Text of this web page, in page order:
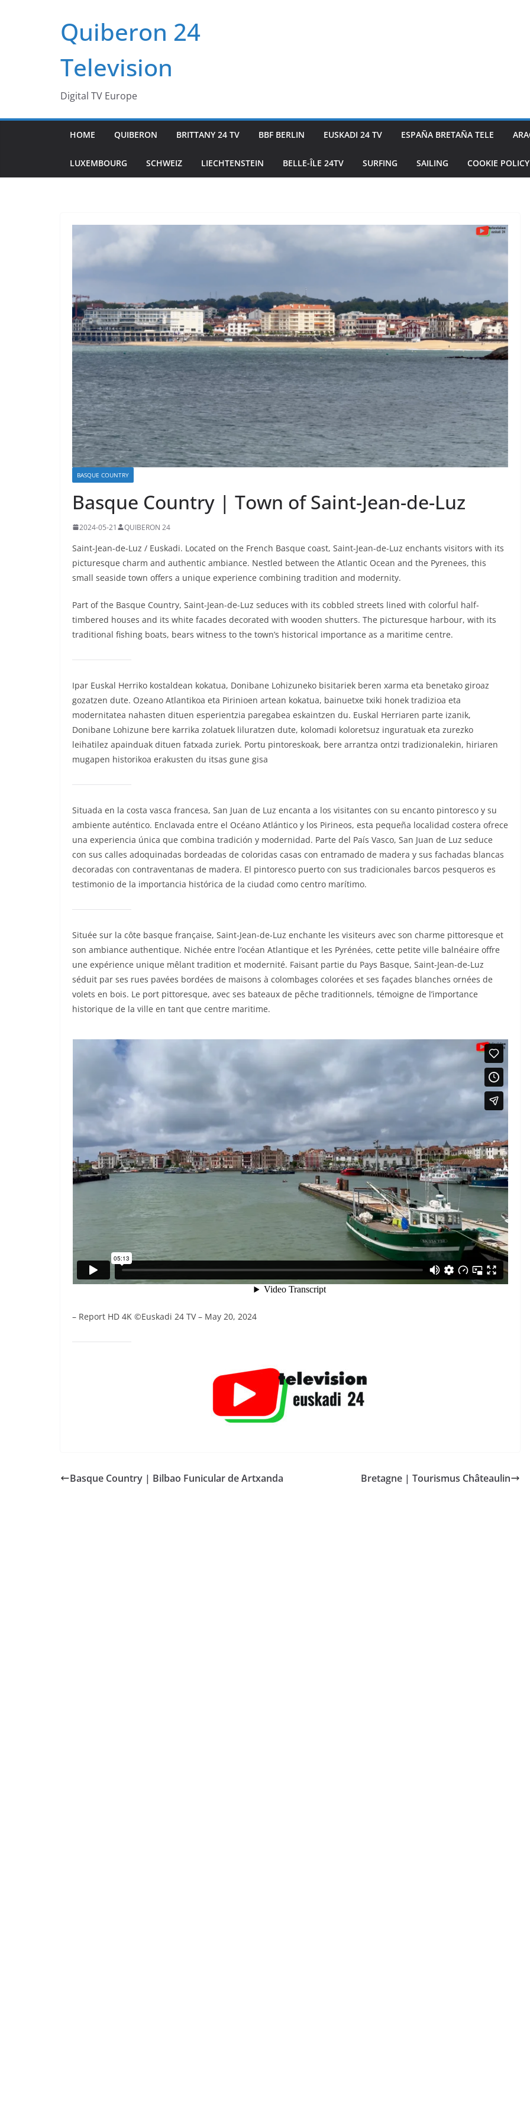
Quiberon 24
Television
Digital TV Europe
HOME QUIBERON BRITTANY 24 TV BBF BERLIN EUSKADI 24 TV ESPAÑA BRETAÑA TELE
LUXEMBOURG SCHWEIZ LIECHTENSTEIN BELLE-ÎLE 24TV SURFING SAILING COOKIE
BASQUE COUNTRY
Basque Country | Town of Saint-Jean-de-Luz
2024-05-21 QUIBERON 24
Saint-Jean-de-Luz / Euskadi. Located on the French Basque coast, Saint-Jean-de-Luz enchants visitors with its
picturesque charm and authentic ambiance. Nestled between the Atlantic Ocean and the Pyrenees, this
small seaside town offers a unique experience combining tradition and modernity.
Part of the Basque Country, Saint-Jean-de-Luz seduces with its cobbled streets lined with colorful half-
timbered houses and its white facades decorated with wooden shutters. The picturesque harbour, with its
traditional fishing boats, bears witness to the town’s historical importance as a maritime centre.
Ipar Euskal Herriko kostaldean kokatua, Donibane Lohizuneko bisitariek beren xarma eta benetako giroaz
gozatzen dute. Ozeano Atlantikoa eta Pirinioen artean kokatua, bainuetxe txiki honek tradizioa eta
modernitatea nahasten dituen esperientzia paregabea eskaintzen du. Euskal Herriaren parte izanik,
Donibane Lohizune bere karrika zolatuek liluratzen dute, kolomadi koloretsuz inguratuak eta zurezko
leihatilez apainduak dituen fatxada zuriek. Portu pintoreskoak, bere arrantza ontzi tradizionalekin, hiriaren
mugapen historikoa erakusten du itsas gune gisa
Situada en la costa vasca francesa, San Juan de Luz encanta a los visitantes con su encanto pintoresco y su
ambiente auténtico. Enclavada entre el Océano Atlántico y los Pirineos, esta pequeña localidad costera ofrece
una experiencia única que combina tradición y modernidad. Parte del País Vasco, San Juan de Luz seduce
con sus calles adoquinadas bordeadas de coloridas casas con entramado de madera y sus fachadas blancas
decoradas con contraventanas de madera. El pintoresco puerto con sus tradicionales barcos pesqueros es
testimonio de la importancia histórica de la ciudad como centro marítimo.
Située sur la côte basque française, Saint-Jean-de-Luz enchante les visiteurs avec son charme pittoresque et
son ambiance authentique. Nichée entre l’océan Atlantique et les Pyrénées, cette petite ville balnéaire offre
une expérience unique mêlant tradition et modernité. Faisant partie du Pays Basque, Saint-Jean-de-Luz
séduit par ses rues pavées bordées de maisons à colombages colorées et ses façades blanches ornées de
volets en bois. Le port pittoresque, avec ses bateaux de pêche traditionnels, témoigne de l’importance
historique de la ville en tant que centre maritime.
– Report HD 4K ©Euskadi 24 TV – May 20, 2024
Basque Country | Bilbao Funicular de Artxanda Bretagne | Tourismus Châteaulin
BREAKING NEWS
Andalucía| Hidroaviones
Incendio Los Gallardos
2026-07-10 QUIBERON 24
ESPAÑA BRETAÑA TELE TOURISM
Castilla-La Mancha |